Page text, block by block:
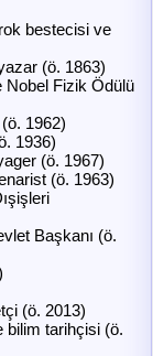
bestecisi ve
(ö. 1863)
Nobel Fizik Ödülü
1962)
1936)
(ö. 1967)
(ö. 1963)
Başkanı (ö.
(ö. 2013)
bilim tarihçisi (ö.